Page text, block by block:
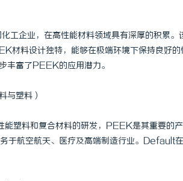
工企业，在高性能材料领域具有深厚的积累
材料设计独特，能够在极端环境下保持良好
丰富了PEEK的应用潜力。
与塑料）
塑料和复合材料的研发，PEEK是其重要的
于航空航天、医疗及高端制造行业。Default